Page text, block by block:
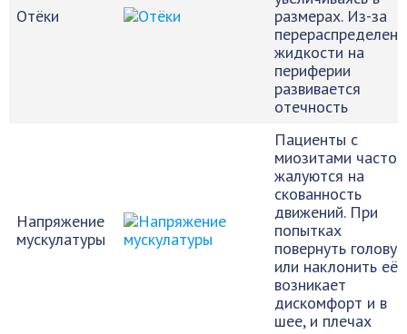
Отёки
размерах. Из-за
жидкости на
периферии
развивается
отечность
Напряжение
мускулатуры
Пациенты с
миозитами часто
жалуются на
скованность
движений. При
попытках
повернуть голову
или наклонить её
возникает
дискомфорт и в
шее, и плечах